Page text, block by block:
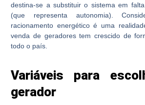
destina-se a substituir o sistema em
(que representa autonomia).
racionamento energético é uma
venda de geradores tem crescido de
todo o país.
Variáveis para
gerador